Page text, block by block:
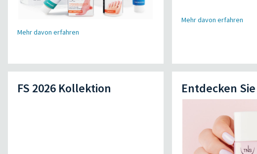
Mehr davon erfahren
Mehr davon erfahren
FS 2026 Kollektion Entdecken